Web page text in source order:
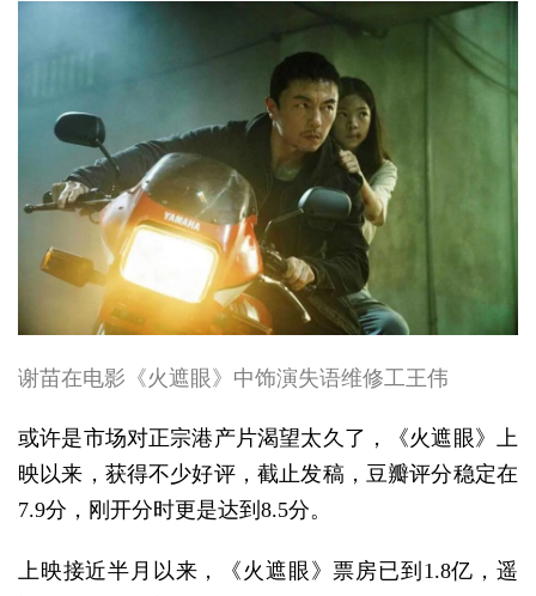
谢苗在电影《火遮眼》中饰演失语维修工王伟
或许是市场对正宗港产片渴望太久了，《火遮眼》上
映以来，获得不少好评，截止发稿，豆瓣评分稳定在
7.9分，刚开分时更是达到8.5分。
上映接近半月以来，《火遮眼》票房已到1.8亿，遥